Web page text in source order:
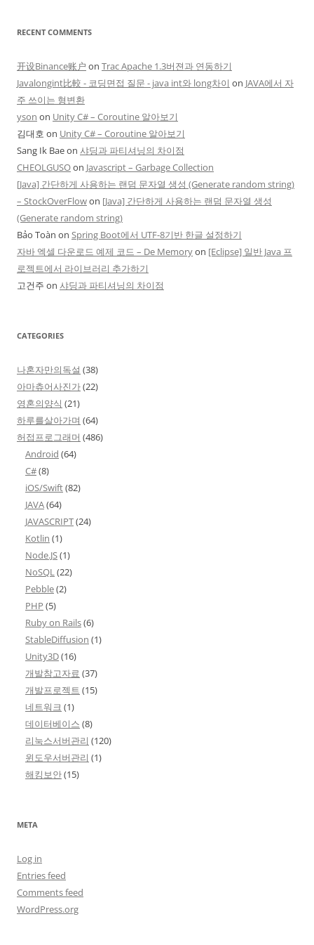
RECENT COMMENTS
开设Binance账户 on Trac Apache 1.3버젼과 연동하기
Javalongint比較 - 코딩면접 질문 - java int와 long차이 on JAVA에서 자
주 쓰이는 형변환
yson on Unity C# – Coroutine 알아보기
김대호 on Unity C# – Coroutine 알아보기
Sang Ik Baeon 샤딩과 파티셔닝의 차이점
CHEOLGUSOon Javascript – Garbage Collection
[Java] 간단하게 사용하는 랜덤 문자열 생성 (Generate random string)
– StockOverFlowon [Java] 간단하게 사용하는 랜덤 문자열 생성
(Generate random string)
Bảo Toàn on Spring Boot에서 UTF-8기반 한글 설정하기
자바 엑셀 다운로드 예제 코드 – De Memoryon [Eclipse] 일반 Java 프
로젝트에서 라이브러리 추가하기
고건주 on 샤딩과 파티셔닝의 차이점
CATEGORIES
나혼자만의독설 (38)
아마츄어사진가(22)
영혼의양식 (21)
하루를살아가며 (64)
허접프로그래머 (486)
Android (64)
C#(8)
iOS/Swift(82)
JAVA(64)
JAVASCRIPT(24)
Kotlin (1)
Node.JS(1)
NoSQL(22)
Pebble(2)
PHP (5)
Ruby on Rails(6)
StableDiffusion (1)
Unity3D(16)
개발참고자료 (37)
개발프로젝트 (15)
네트워크 (1)
데이터베이스 (8)
리눅스서버관리 (120)
윈도우서버관리 (1)
해킹보안(15)
META
Log in
Entries feed
Comments feed
WordPress.org